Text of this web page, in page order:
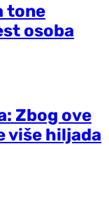
tone
osoba
Zbog ove
više hiljada